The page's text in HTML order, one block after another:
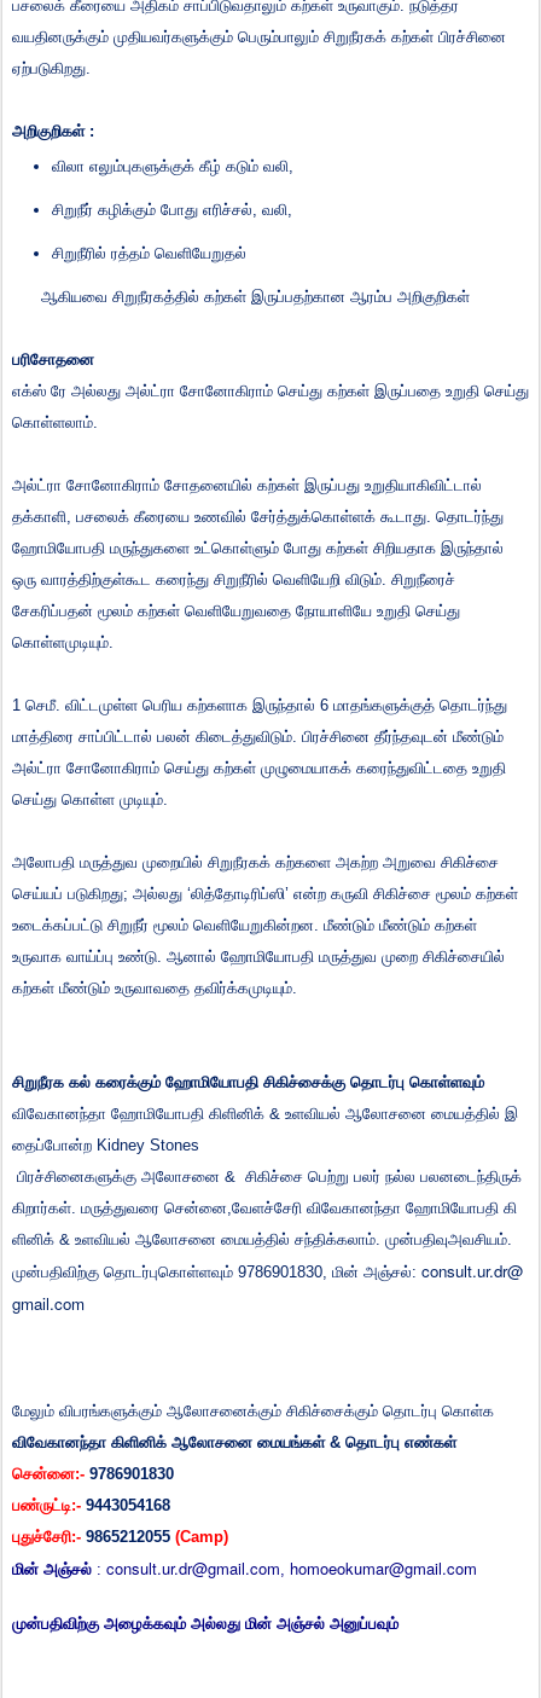
பசலைக் கீரையை அதிகம் சாப்பிடுவதாலும் கற்கள் உருவாகும். நடுத்தர
வயதினருக்கும் முதியவர்களுக்கும் பெரும்பாலும் சிறுநீரகக் கற்கள் பிரச்சினை
ஏற்படுகிறது.
அறிகுறிகள் :
விலா எலும்புகளுக்குக் கீழ் கடும் வலி,
சிறுநீர் கழிக்கும் போது எரிச்சல், வலி,
சிறுநீரில் ரத்தம் வெளியேறுதல்
ஆகியவை சிறுநீரகத்தில் கற்கள் இருப்பதற்கான ஆரம்ப அறிகுறிகள்
பரிசோதனை
எக்ஸ் ரே அல்லது அல்ட்ரா சோனோகிராம் செய்து கற்கள் இருப்பதை உறுதி செய்து
கொள்ளலாம்.
அல்ட்ரா சோனோகிராம் சோதனையில் கற்கள் இருப்பது உறுதியாகிவிட்டால்
தக்காளி, பசலைக் கீரையை உணவில் சேர்த்துக்கொள்ளக் கூடாது. தொடர்ந்து
ஹோமியோபதி மருந்துகளை உட்கொள்ளும் போது கற்கள் சிறியதாக இருந்தால்
ஒரு வாரத்திற்குள்கூட கரைந்து சிறுநீரில் வெளியேறி விடும். சிறுநீரைச்
சேகரிப்பதன் மூலம் கற்கள் வெளியேறுவதை நோயாளியே உறுதி செய்து
கொள்ளமுடியும்.
1 செமீ. விட்டமுள்ள பெரிய கற்களாக இருந்தால் 6 மாதங்களுக்குத் தொடர்ந்து
மாத்திரை சாப்பிட்டால் பலன் கிடைத்துவிடும். பிரச்சினை தீர்ந்தவுடன் மீண்டும்
அல்ட்ரா சோனோகிராம் செய்து கற்கள் முழுமையாகக் கரைந்துவிட்டதை உறுதி
செய்து கொள்ள முடியும்.
அலோபதி மருத்துவ முறையில் சிறுநீரகக் கற்களை அகற்ற அறுவை சிகிச்சை
செய்யப் படுகிறது; அல்லது ‘லித்தோடிரிப்ஸி’ என்ற கருவி சிகிச்சை மூலம் கற்கள்
உடைக்கப்பட்டு சிறுநீர் மூலம் வெளியேறுகின்றன. மீண்டும் மீண்டும் கற்கள்
உருவாக வாய்ப்பு உண்டு. ஆனால் ஹோமியோபதி மருத்துவ முறை சிகிச்சையில்
கற்கள் மீண்டும் உருவாவதை தவிர்க்கமுடியும்.
சிறுநீரக கல் கரைக்கும் ஹோமியோபதி சிகிச்சைக்கு தொடர்பு கொள்ளவும்
விவேகானந்தா ஹோமியோபதி கிளினிக் & உளவியல் ஆலோசனை மையத்தில் இ
தைப்போன்ற Kidney Stones
பிரச்சினைகளுக்கு அலோசனை & சிகிச்சை பெற்று பலர் நல்ல பலனடைந்திருக்
கிறார்கள் மருத்துவரை சென்னை வேளச்சேரி விவேகானந்தா ஹோமியோபதி கி
ளினிக் & உளவியல் ஆலோசனை மையத்தில் சந்திக்கலாம் முன்பதிவுஅவசியம்
முன்பதிவிற்கு தொடர்புகொள்ளவும் 9786901830, மின் அஞ்சல்: consult.ur.dr@
gmail.com
மேலும் விபரங்களுக்கும் ஆலோசனைக்கும் சிகிச்சைக்கும் தொடர்பு கொள்க
விவேகானந்தா கிளினிக் ஆலோசனை மையங்கள்& தொடர்பு எண்கள்
சென்னை:- 9786901830
பண்ருட்டி:- 9443054168
புதுச்சேரி:- 9865212055 (Camp)
மின் அஞ்சல் : consult.ur.dr@gmail.com homoeokumar@gmail.com
முன்பதிவிற்கு அழைக்கவும் அல்லது மின் அஞ்சல் அனுப்பவும்